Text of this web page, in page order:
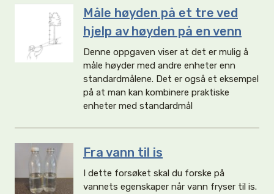
Måle høyden på et tre ved
hjelp av høyden på en venn
Denne oppgaven viser at det er mulig å
måle høyder med andre enheter enn
standardmålene. Det er også et eksempel
på at man kan kombinere praktiske
enheter med standardmål
Fra vann til is
I dette forsøket skal du forske på
vannets egenskaper når vann fryser til is.